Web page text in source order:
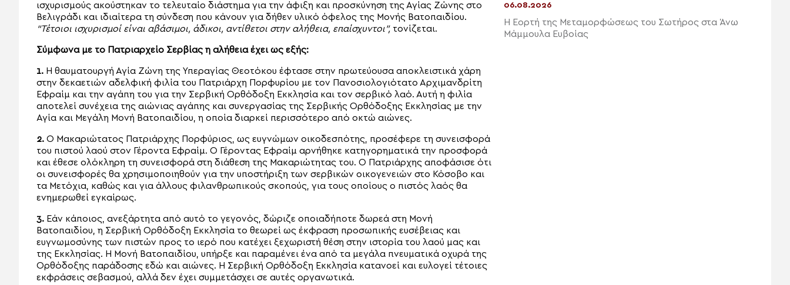
ισχυρισμούς ακούστηκαν το τελευταίο διάστημα για την άφιξη και προσκύνηση της Αγίας Ζώνης στο
Βελιγράδι και ιδιαίτερα τη σύνδεση που κάνουν για δήθεν υλικό όφελος της Μονής Βατοπαιδίου.
“Τέτοιοι ισχυρισμοί είναι αβάσιμοι, άδικοι, αντίθετοι στην αλήθεια, επαίσχυντοι”, τονίζεται.
Σύμφωνα με το Πατριαρχείο Σερβίας η αλήθεια έχει ως εξής:
1. Η θαυματουργή Αγία Ζώνη της Υπεραγίας Θεοτόκου έφτασε στην πρωτεύουσα αποκλειστικά χάρη
στην δεκαετιών αδελφική φιλία του Πατριάρχη Πορφυρίου με τον Πανοσιολογιότατο Αρχιμανδρίτη
Εφραίμ και την αγάπη του για την Σερβική Ορθόδοξη Εκκλησία και τον σερβικό λαό. Αυτή η φιλία
αποτελεί συνέχεια της αιώνιας αγάπης και συνεργασίας της Σερβικής Ορθόδοξης Εκκλησίας με την
Αγία και Μεγάλη Μονή Βατοπαιδίου, η οποία διαρκεί περισσότερο από οκτώ αιώνες.
2. Ο Μακαριώτατος Πατριάρχης Πορφύριος, ως ευγνώμων οικοδεσπότης, προσέφερε τη συνεισφορά
του πιστού λαού στον Γέροντα Εφραίμ. Ο Γέροντας Εφραίμ αρνήθηκε κατηγορηματικά την προσφορά
και έθεσε ολόκληρη τη συνεισφορά στη διάθεση της Μακαριώτητας του. Ο Πατριάρχης αποφάσισε ότι
οι συνεισφορές θα χρησιμοποιηθούν για την υποστήριξη των σερβικών οικογενειών στο Κόσοβο και
τα Μετόχια, καθώς και για άλλους φιλανθρωπικούς σκοπούς, για τους οποίους ο πιστός λαός θα
ενημερωθεί εγκαίρως.
3. Εάν κάποιος, ανεξάρτητα από αυτό το γεγονός, δώριζε οποιαδήποτε δωρεά στη Μονή
Βατοπαιδίου, η Σερβική Ορθόδοξη Εκκλησία το θεωρεί ως έκφραση προσωπικής ευσέβειας και
ευγνωμοσύνης των πιστών προς το ιερό που κατέχει ξεχωριστή θέση στην ιστορία του λαού μας και
της Εκκλησίας. Η Μονή Βατοπαιδίου, υπήρξε και παραμένει ένα από τα μεγάλα πνευματικά οχυρά της
Ορθόδοξης παράδοσης εδώ και αιώνες. Η Σερβική Ορθόδοξη Εκκλησία κατανοεί και ευλογεί τέτοιες
εκφράσεις σεβασμού, αλλά δεν έχει συμμετάσχει σε αυτές οργανωτικά.
06.08.2026
Η Εορτή της Μεταμορφώσεως του Σωτήρος στα Άνω
Μάμμουλα Ευβοίας